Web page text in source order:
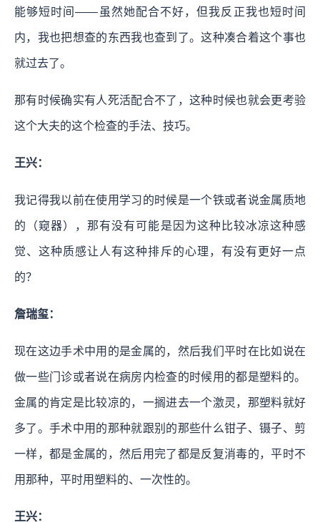
能够短时间——虽然她配合不好，但我反正我也短时间
内，我也把想查的东西我也查到了。这种凑合着这个事也
就过去了。
那有时候确实有人死活配合不了，这种时候也就会更考验
这个大夫的这个检查的手法、技巧。
王兴：
我记得我以前在使用学习的时候是一个铁或者说金属质地
的（窥器），那有没有可能是因为这种比较冰凉这种感
觉、这种质感让人有这种排斥的心理，有没有更好一点
的？
詹瑞玺：
现在这边手术中用的是金属的，然后我们平时在比如说在
做一些门诊或者说在病房内检查的时候用的都是塑料的。
金属的肯定是比较凉的，一搁进去一个激灵，那塑料就好
多了。手术中用的那种就跟别的那些什么钳子、镊子、剪
一样，都是金属的，然后用完了都是反复消毒的，平时不
用那种，平时用塑料的、一次性的。
王兴：